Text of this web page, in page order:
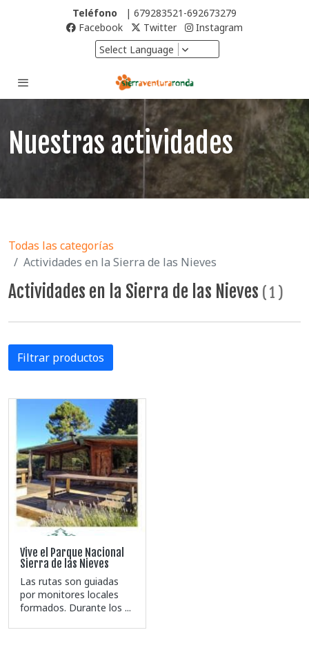
Teléfono | 679283521-692673279
Facebook
Twitter
Instagram
Select Language
Nuestras actividades
Todas las categorías
Actividades en la Sierra de las Nieves
Actividades en la Sierra de las Nieves ( 1 )
Filtrar productos
Vive el Parque Nacional
Sierra de las Nieves
Las rutas son guiadas
por monitores locales
formados. Durante los ...